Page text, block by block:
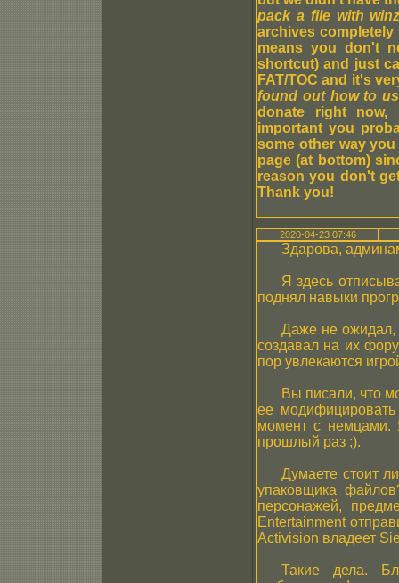
pack a file with
archives
means you don't
shortcut) and just
FAT/TOC and it's
found out how to
donate right now,
important you
some other way
page (at bottom)
reason you don't
Thank you!
2020-04-23 07:46
Здарова,
Я здесь
поднял навыки
Даже не ожидал,
создавал на их
пор увлекаются
Вы писали, что
ее
момент с немцами.
прошлый раз ;).
Думаете стоит
упаковщика
персонажей,
Entertainment
Activision владеет
Такие дела.